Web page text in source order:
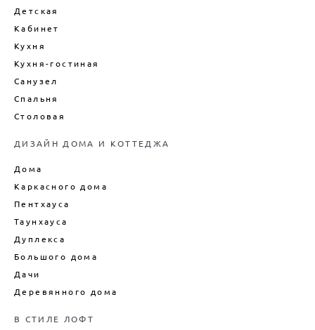
ГОСТИНОЙ
ЦЕНЫ НА ПРОЕКТИРОВАНИЕ
Детская
Кабинет
Кухня
Кухня-гостиная
Санузел
Спальня
Столовая
ДИЗАЙН ДОМА И КОТТЕДЖА
Дома
Каркасного дома
Пентхауса
Таунхауса
Дуплекса
Большого дома
Дачи
Деревянного дома
В СТИЛЕ ЛОФТ